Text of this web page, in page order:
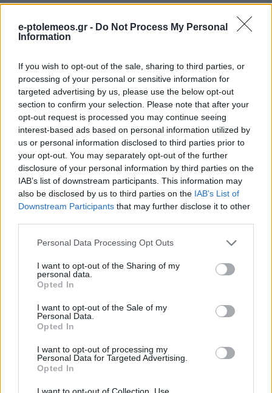
e-ptolemeos.gr - Do Not Process My Personal
Information
If you wish to opt-out of the sale, sharing to third parties, or
processing of your personal or sensitive information for
targeted advertising by us, please use the below opt-out
section to confirm your selection. Please note that after your
opt-out request is processed you may continue seeing
interest-based ads based on personal information utilized by
us or personal information disclosed to third parties prior to
your opt-out. You may separately opt-out of the further
disclosure of your personal information by third parties on the
IAB’s list of downstream participants. This information may
also be disclosed by us to third parties on the IAB’s List of
Downstream Participants that may further disclose it to other
Please note that this website/app uses one or more Google
not limited to your visit or usage behaviour. You may click to
grant or deny consent to Google and its third-party tags to
use your data for below specified purposes in below Google
consent section.
Personal Data Processing Opt Outs
I want to opt-out of the Sharing of my
personal data.
Opted In
I want to opt-out of the Sale of my
Personal Data.
Opted In
I want to opt-out of processing my
Personal Data for Targeted Advertising.
Opted In
I want to opt-out of Collection, Use,
Αντιμετώπισης
Μαθησιακών Δυσκολιών &
13 Ιανουαρίου 2015, 11:02 πμ
σε "Τοπική Επικαιρότητα"
Ακολουθήστε μας στοGoogle News
και μάθετε πρώτοι όλες τις ειδήσεις!